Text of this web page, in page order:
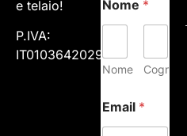
e telaio!
P.IVA:
IT01036420295
Nome *
Nome Cognome
Email *